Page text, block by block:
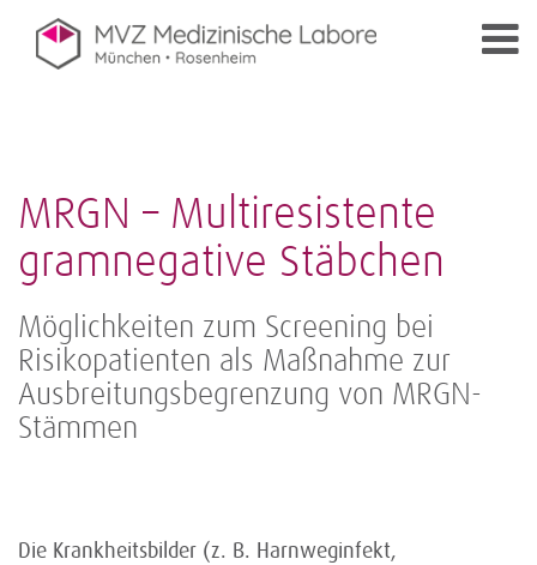
MRGN – Multiresistente
gramnegative Stäbchen
Möglichkeiten zum Screening bei
Risikopatienten als Maßnahme zur
Ausbreitungsbegrenzung von MRGN-
Stämmen
Die Krankheitsbilder (z. B. Harnweginfekt,